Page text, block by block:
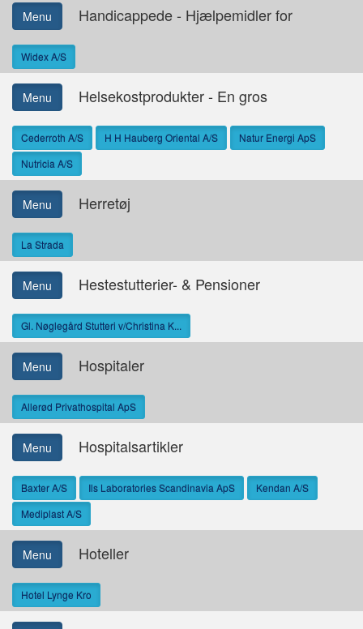
Menu Handicappede - Hjælpemidler for
Widex A/S
Menu Helsekostprodukter - En gros
Cederroth A/S H H Hauberg Oriental A/S
Natur Energi ApS
Nutricia A/S
Menu Herretøj
La Strada
Menu Hestestutterier- & Pensioner
Gl. Nøglegård Stutteri v/Christina K...
Menu Hospitaler
Allerød Privathospital ApS
Menu Hospitalsartikler
Baxter A/S Ils Laboratories Scandinavia ApS
Kendan A/S
Mediplast A/S
Menu Hoteller
Hotel Lynge Kro